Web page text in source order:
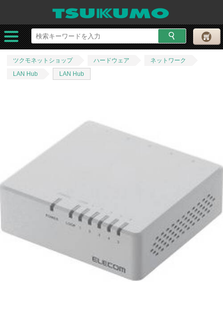
ツクモネットショップ ハードウェア
ネットワーク
LAN Hub
LAN Hub